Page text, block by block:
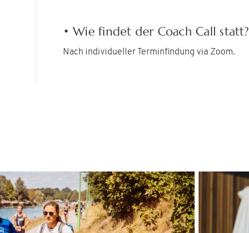
• Wie findet der Coach Call statt?
Nach individueller Terminfindung via Zoom.